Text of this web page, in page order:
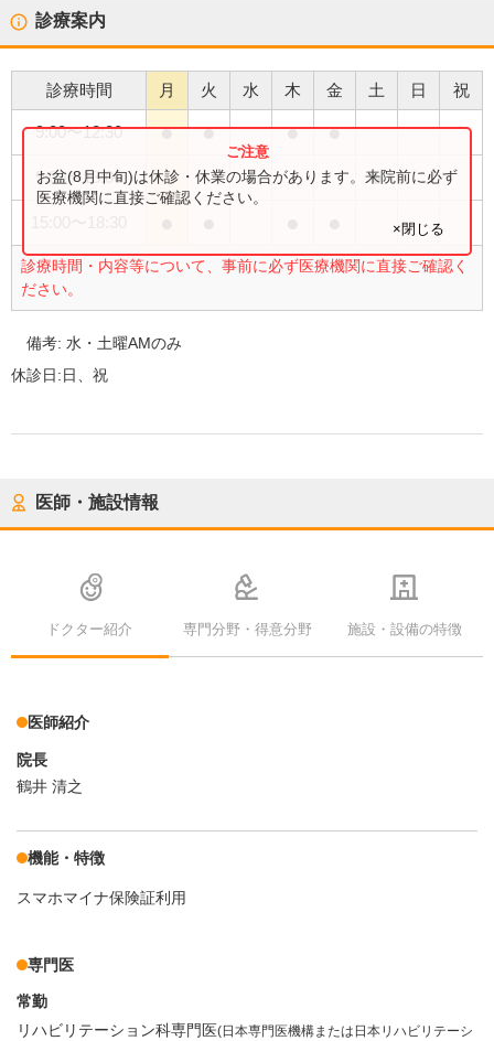
診療案内
診療時間 月 火 水 木 金 土 日 祝
9:00〜12:30 ● ● ● ●
9:00〜13:00 ● ●
診療時間・内容等について、事前に必ず医療機関に直接ご確認く
ださい。
お盆(8月中旬)は休診・休業の場合があります。来院前に必ず
医療機関に直接ご確認ください。
×閉じる
備考:水・土曜AMのみ
休診日:日、祝
医師・施設情報
ドクター紹介 専門分野・得意分野 施設・設備の特徴
医師紹介
院長
鶴井 清之
機能・特徴
スマホマイナ保険証利用
専門医
常勤
リハビリテーション科専門医(日本専門医機構または日本リハビリテーシ